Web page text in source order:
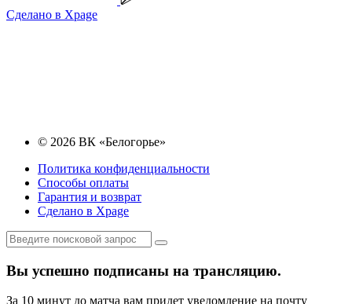
Сделано в Xpage
© 2026 ВК «Белогорье»
Политика конфиденциальности
Способы оплаты
Гарантия и возврат
Сделано в Xpage
Вы успешно подписаны на трансляцию.
За 10 минут до матча вам придет уведомление на почту